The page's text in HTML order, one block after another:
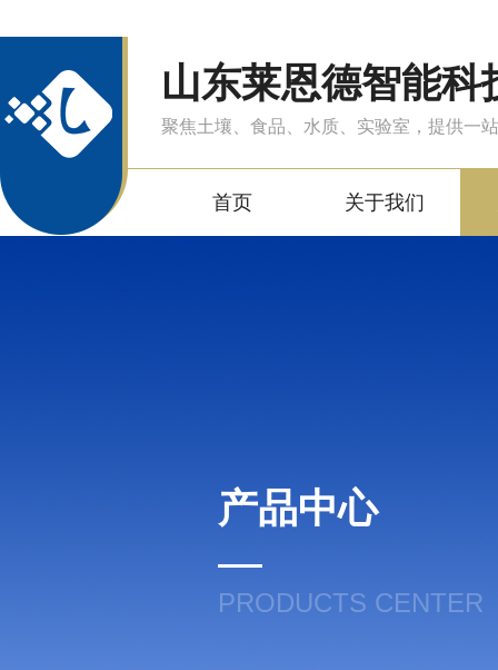
山东莱恩德智能科
聚焦土壤、食品、水质、实验室，提供一
首页 关于我们
产品中心
PRODUCTS CENTER